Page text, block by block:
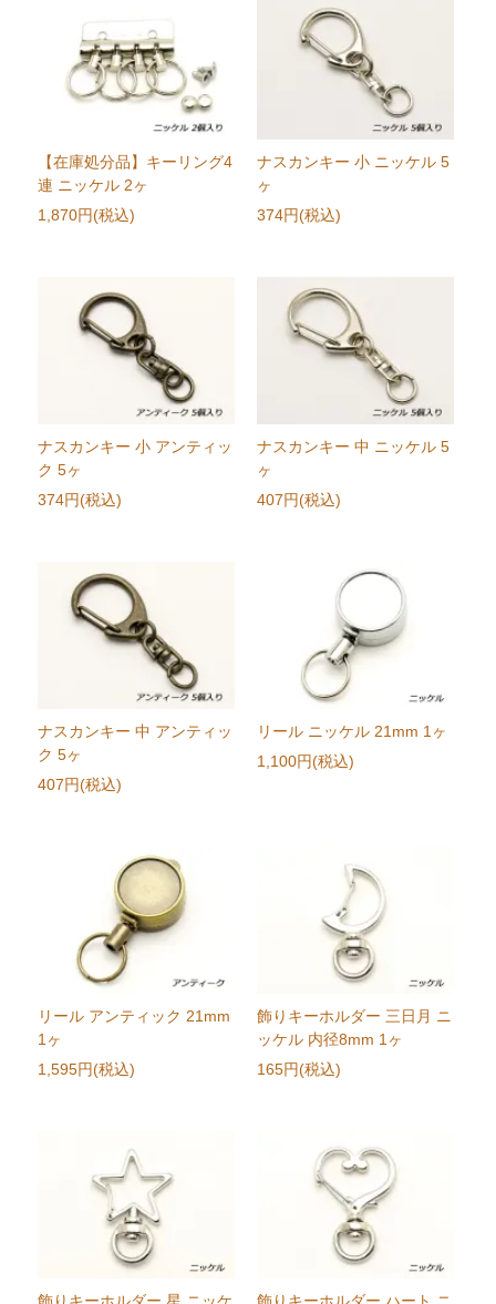
【在庫処分品】キーリング4
連 ニッケル 2ヶ
1,870円(税込)
ナスカンキー 小 ニッケル 5
ヶ
374円(税込)
ナスカンキー 小 アンティッ
ク 5ヶ
374円(税込)
ナスカンキー 中 ニッケル 5
ヶ
407円(税込)
ナスカンキー 中 アンティッ
ク 5ヶ
407円(税込)
リール ニッケル 21mm 1ヶ
1,100円(税込)
リール アンティック 21mm
1ヶ
1,595円(税込)
飾りキーホルダー 三日月 ニ
ッケル 内径8mm 1ヶ
165円(税込)